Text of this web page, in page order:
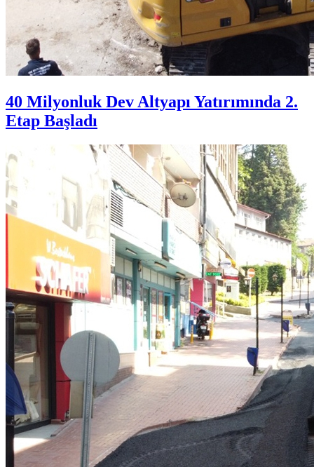
40 Milyonluk Dev Altyapı Yatırımında 2.
Etap Başladı